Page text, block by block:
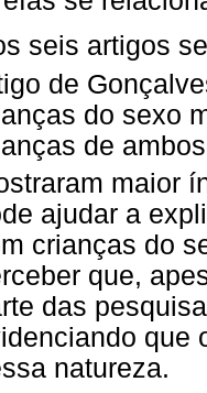
seis artigos
de
do sexo
de
maior
ajudar a
crianças do
que,
das
que
natureza.